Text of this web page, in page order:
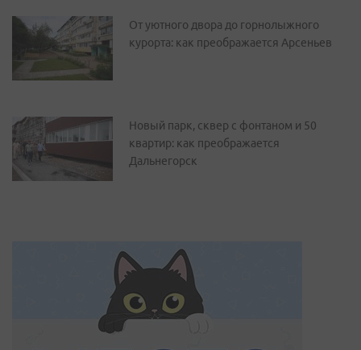
От уютного двора до горнолыжного
курорта: как преображается Арсеньев
Новый парк, сквер с фонтаном и 50
квартир: как преображается
Дальнегорск